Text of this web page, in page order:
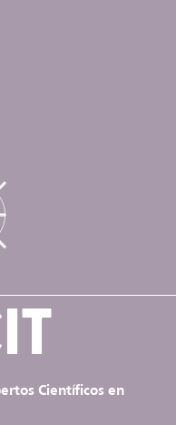
Científicos en